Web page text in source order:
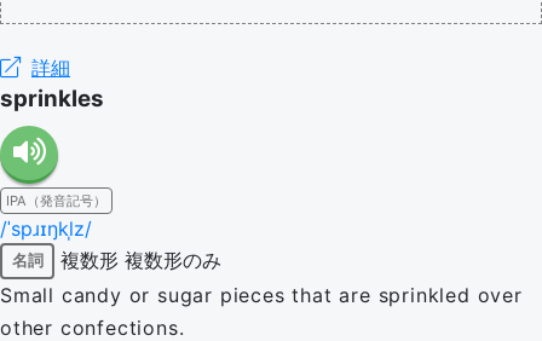
詳細
sprinkles
IPA（発音記号）
/ˈspɹɪŋkl̩z/
名詞 複数形 複数形のみ
Small candy or sugar pieces that are sprinkled over
other confections.